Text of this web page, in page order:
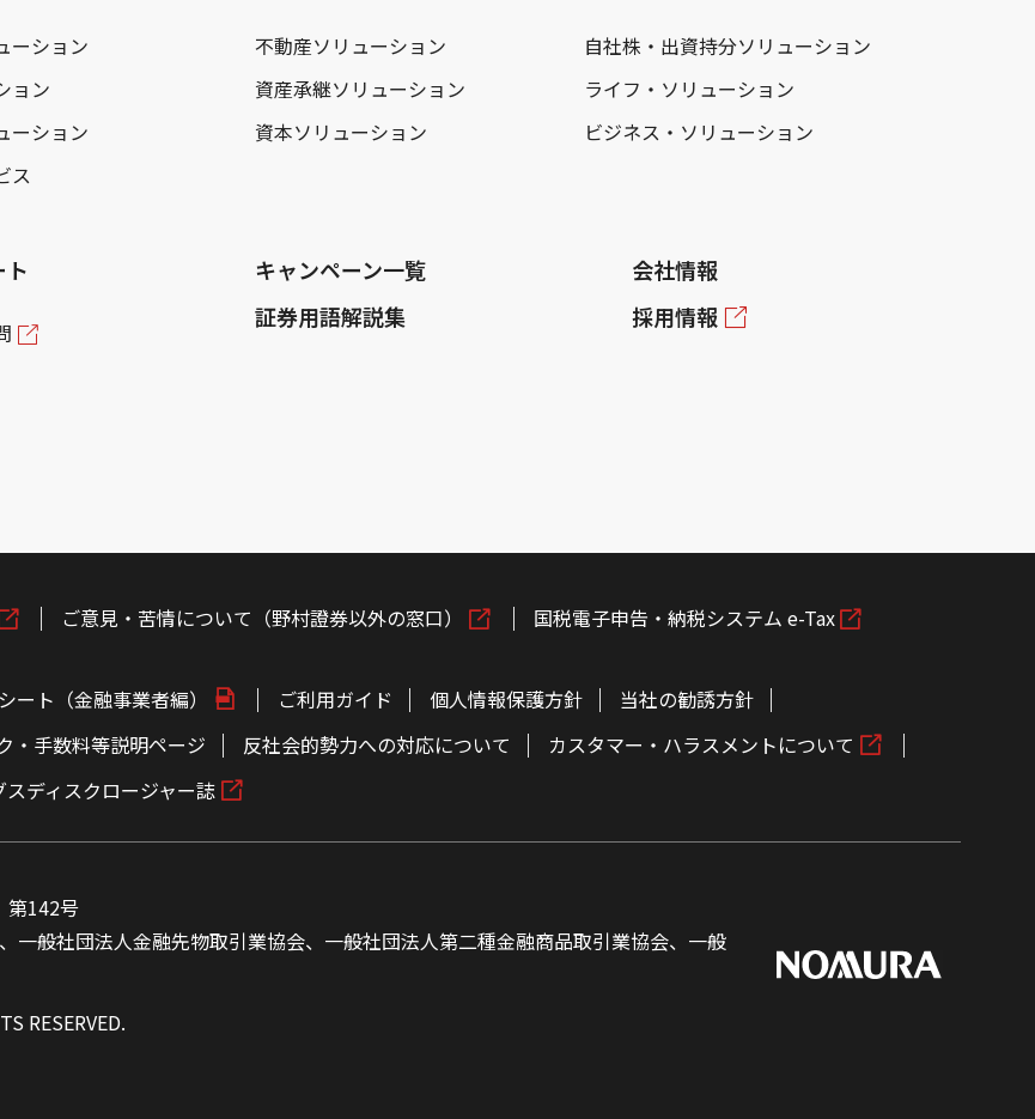
ーション 不動産ソリューション
自社株・出資持分ソリューション
ョン
資産承継ソリューション
ライフ・ソリューション
ーション
資本ソリューション
ビジネス・ソリューション
ス
キャンペーン一覧
証券用語解説集
会社情報
採用情報
ご意見・苦情について（野村證券以外の窓口） 国税電子申告・納税システム e-Tax
ート（金融事業者編） ご利用ガイド 個人情報保護方針
当社の勧誘方針
・手数料等説明ページ 反社会的勢力への対応について
カスタマー・ハラスメントについて
ディスクロージャー誌
第142号
一般社団法人金融先物取引業協会、一般社団法人第二種金融商品取引業協会、一般
RESERVED.